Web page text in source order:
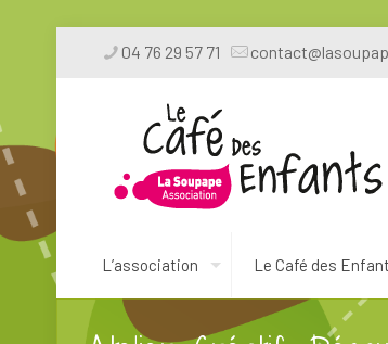
04 76 29 57 71
L’association Le Café des